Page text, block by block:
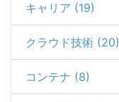
キャリア (19)
クラウド技術 (20)
コンテナ (8)